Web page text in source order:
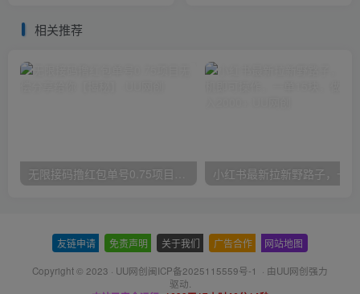
相关推荐
无限接码撸红包单号0.75项目无偿分享给你【揭秘】
友链申请 免责声明 关于我们 广告合作 网站地图
Copyright © 2023 · UU网创闽ICP备2025115559号-1 · 由UU网创强力
驱动.